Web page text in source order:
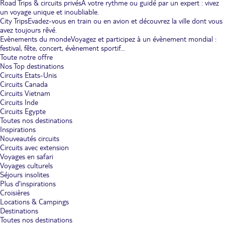
Road Trips & circuits privésA votre rythme ou guidé par un expert : vivez
un voyage unique et inoubliable.
City TripsEvadez-vous en train ou en avion et découvrez la ville dont vous
avez toujours rêvé.
Evènements du mondeVoyagez et participez à un évènement mondial :
festival, fête, concert, évènement sportif...
Toute notre offre
Nos Top destinations
Circuits Etats-Unis
Circuits Canada
Circuits Vietnam
Circuits Inde
Circuits Egypte
Toutes nos destinations
Inspirations
Nouveautés circuits
Circuits avec extension
Voyages en safari
Voyages culturels
Séjours insolites
Plus d'inspirations
Croisières
Locations & Campings
Destinations
Toutes nos destinations